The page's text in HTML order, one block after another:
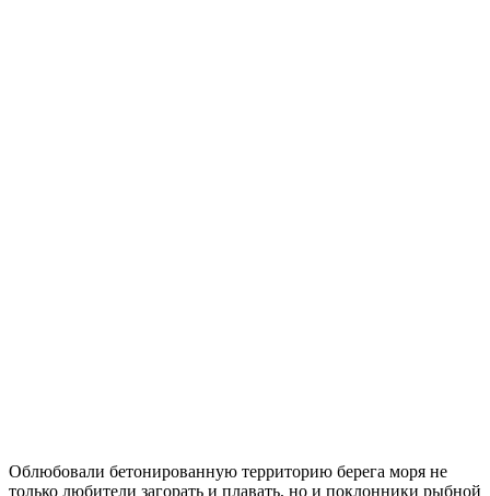
Облюбовали бетонированную территорию берега моря не
только любители загорать и плавать, но и поклонники рыбной